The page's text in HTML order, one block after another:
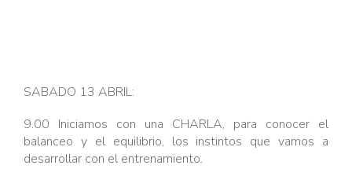
SABADO 13 ABRIL:
9.00 Iniciamos con una CHARLA, para conocer el
balanceo y el equilibrio, los instintos que vamos a
desarrollar con el entrenamiento.